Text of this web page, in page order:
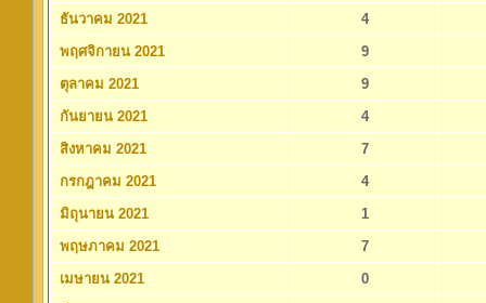
ธันวาคม 2021
4
พฤศจิกายน 2021
9
ตุลาคม 2021
9
กันยายน 2021
4
สิงหาคม 2021
7
กรกฎาคม 2021
4
มิถุนายน 2021
1
พฤษภาคม 2021
7
เมษายน 2021
0